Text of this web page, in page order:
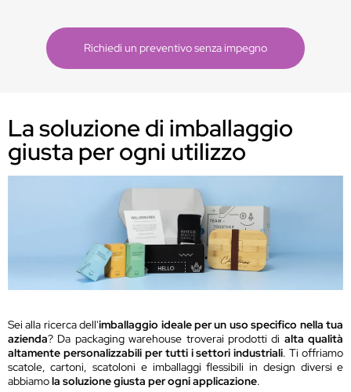
Richiedi un preventivo senza impegno
La soluzione di imballaggio
giusta per ogni utilizzo
Sei alla ricerca dell'imballaggio ideale per un uso specifico nella tua
azienda? Da packaging warehouse troverai prodotti di alta qualità
altamente personalizzabili per tutti i settori industriali. Ti offriamo
scatole, cartoni, scatoloni e imballaggi flessibili in design diversi e
abbiamola soluzione giusta per ogni applicazione.